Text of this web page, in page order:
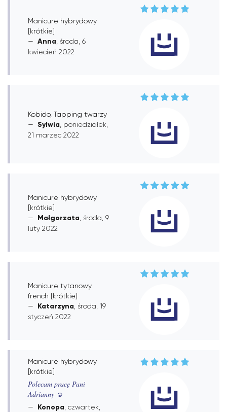
Manicure hybrydowy
[krótkie]
Anna , środa, 6
kwiecień 2022
Kobido, Tapping twarzy
Sylwia , poniedziałek,
21 marzec 2022
Manicure hybrydowy
[krótkie]
Małgorzata , środa, 9
luty 2022
Manicure tytanowy
french [krótkie]
Katarzyna , środa, 19
styczeń 2022
Manicure hybrydowy
[krótkie]
Polecam pracę Pani
Adrianny ☺️
Konopa , czwartek,